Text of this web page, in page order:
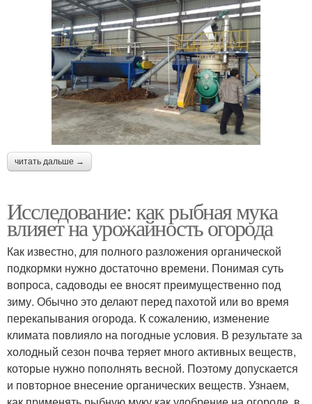
читать дальше →
Исследование: как рыбная мука
влияет на урожайность огорода
Как известно, для полного разложения органической
подкормки нужно достаточно времени. Понимая суть
вопроса, садоводы ее вносят преимущественно под
зиму. Обычно это делают перед пахотой или во время
перекапывания огорода. К сожалению, изменение
климата повлияло на погодные условия. В результате за
холодный сезон почва теряет много активных веществ,
которые нужно пополнять весной. Поэтому допускается
и повторное внесение органических веществ. Узнаем,